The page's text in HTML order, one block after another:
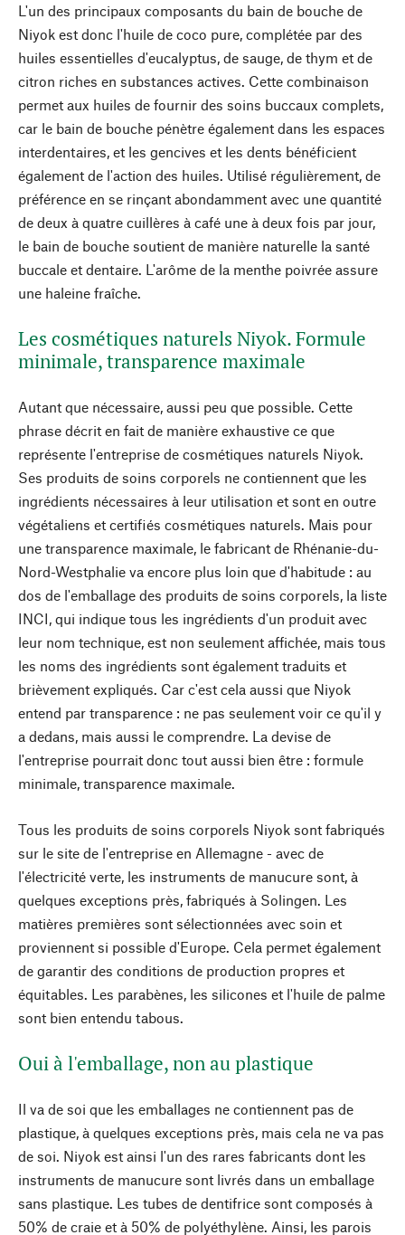
L'un des principaux composants du bain de bouche de
Niyok est donc l'huile de coco pure, complétée par des
huiles essentielles d'eucalyptus, de sauge, de thym et de
citron riches en substances actives. Cette combinaison
permet aux huiles de fournir des soins buccaux complets,
car le bain de bouche pénètre également dans les espaces
interdentaires, et les gencives et les dents bénéficient
également de l'action des huiles. Utilisé régulièrement, de
préférence en se rinçant abondamment avec une quantité
de deux à quatre cuillères à café une à deux fois par jour,
le bain de bouche soutient de manière naturelle la santé
buccale et dentaire. L'arôme de la menthe poivrée assure
une haleine fraîche.
Les cosmétiques naturels Niyok. Formule
minimale, transparence maximale
Autant que nécessaire, aussi peu que possible. Cette
phrase décrit en fait de manière exhaustive ce que
représente l'entreprise de cosmétiques naturels Niyok.
Ses produits de soins corporels ne contiennent que les
ingrédients nécessaires à leur utilisation et sont en outre
végétaliens et certifiés cosmétiques naturels. Mais pour
une transparence maximale, le fabricant de Rhénanie-du-
Nord-Westphalie va encore plus loin que d'habitude : au
dos de l'emballage des produits de soins corporels, la liste
INCI, qui indique tous les ingrédients d'un produit avec
leur nom technique, est non seulement affichée, mais tous
les noms des ingrédients sont également traduits et
brièvement expliqués. Car c'est cela aussi que Niyok
entend par transparence : ne pas seulement voir ce qu'il y
a dedans, mais aussi le comprendre. La devise de
l'entreprise pourrait donc tout aussi bien être : formule
minimale, transparence maximale.
Tous les produits de soins corporels Niyok sont fabriqués
sur le site de l'entreprise en Allemagne - avec de
l'électricité verte, les instruments de manucure sont, à
quelques exceptions près, fabriqués à Solingen. Les
matières premières sont sélectionnées avec soin et
proviennent si possible d'Europe. Cela permet également
de garantir des conditions de production propres et
équitables. Les parabènes, les silicones et l'huile de palme
sont bien entendu tabous.
Oui à l'emballage, non au plastique
Il va de soi que les emballages ne contiennent pas de
plastique, à quelques exceptions près, mais cela ne va pas
de soi. Niyok est ainsi l'un des rares fabricants dont les
instruments de manucure sont livrés dans un emballage
sans plastique. Les tubes de dentifrice sont composés à
50% de craie et à 50% de polyéthylène. Ainsi, les parois